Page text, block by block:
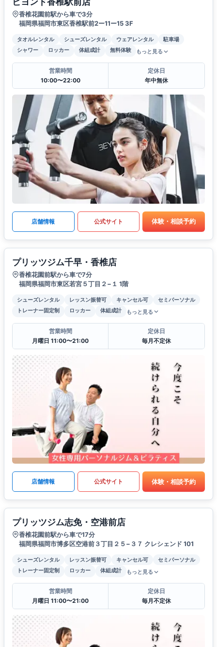
香椎花園前駅から車で3分
福岡県福岡市東区香椎駅前2ー11ー15 3F
タオルレンタル シューズレンタル ウェアレンタル
駐車場
シャワー
ロッカー 体組成計 無料体験 もっと見る
営業時間
10:00〜22:00
定休日
年中無休
店舗情報 公式サイト 体験・相談予約
プリッツジム千早・香椎店
香椎花園前駅から車で7分
福岡県福岡市東区若宮５丁目２−１ 1階
シューズレンタル レッスン振替可 キャンセル可
セミパーソナル
トレーナー固定制
ロッカー 体組成計 もっと見る
営業時間
月曜日 11:00〜21:00
定休日
毎月不定休
店舗情報 公式サイト 体験・相談予約
プリッツジム志免・空港前店
香椎花園前駅から車で17分
福岡県福岡市博多区空港前３丁目２５−３７ クレシェンド 101
シューズレンタル レッスン振替可 キャンセル可
セミパーソナル
トレーナー固定制
ロッカー 体組成計 もっと見る
営業時間
月曜日 11:00〜21:00
定休日
毎月不定休